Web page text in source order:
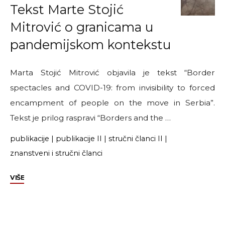
Tekst Marte Stojić
Mitrović o granicama u
pandemijskom kontekstu
Marta Stojić Mitrović objavila je tekst “Border
spectacles and COVID-19: from invisibility to forced
encampment of people on the move in Serbia”.
Tekst je prilog raspravi “Borders and the …
publikacije | publikacije II | stručni članci II |
znanstveni i stručni članci
VIŠE"Tekst